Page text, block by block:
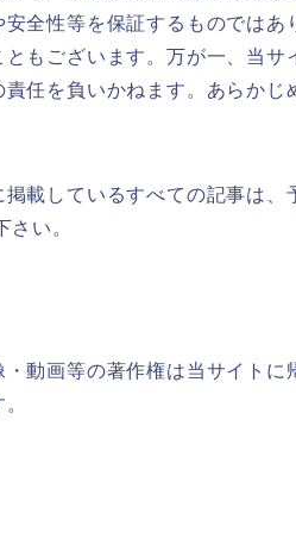
全性等を保証するものではあ
もございます。万が一、当サ
任を負いかねます。あらかじ
載しているすべての記事は、
い。
動画等の著作権は当サイトに